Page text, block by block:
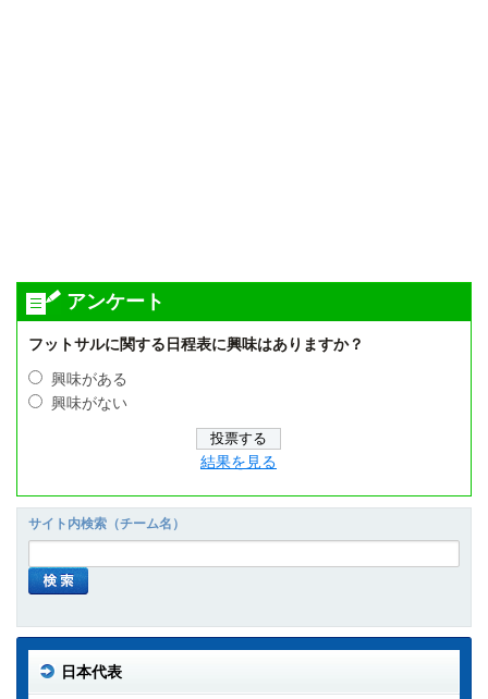
アンケート
フットサルに関する日程表に興味はありますか？
興味がある
興味がない
結果を見る
サイト内検索（チーム名）
日本代表